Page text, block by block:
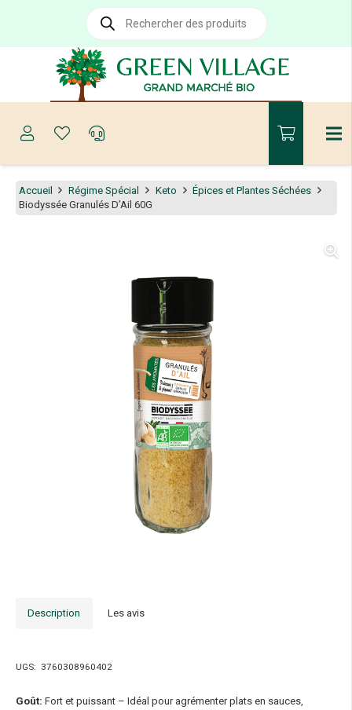
Recherche
produits
Accueil Régime Spécial Keto
Épices et Plantes Séchées
Biodyssée Granulés D’Ail 60G
Description Les avis
UGS: 3760308960402
Goût: Fort et puissant – Idéal pour agrémenter plats en sauces,